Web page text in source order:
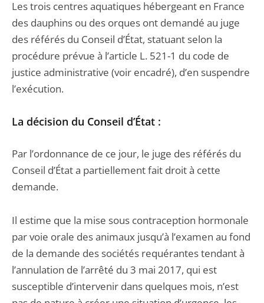
Les trois centres aquatiques hébergeant en France
des dauphins ou des orques ont demandé au juge
des référés du Conseil d’État, statuant selon la
procédure prévue à l’article L. 521-1 du code de
justice administrative (voir encadré), d’en suspendre
l’exécution.
La décision du Conseil d’État :
Par l’ordonnance de ce jour, le juge des référés du
Conseil d’État a partiellement fait droit à cette
demande.
Il estime que la mise sous contraception hormonale
par voie orale des animaux jusqu’à l’examen au fond
de la demande des sociétés requérantes tendant à
l’annulation de l’arrêté du 3 mai 2017, qui est
susceptible d’intervenir dans quelques mois, n’est